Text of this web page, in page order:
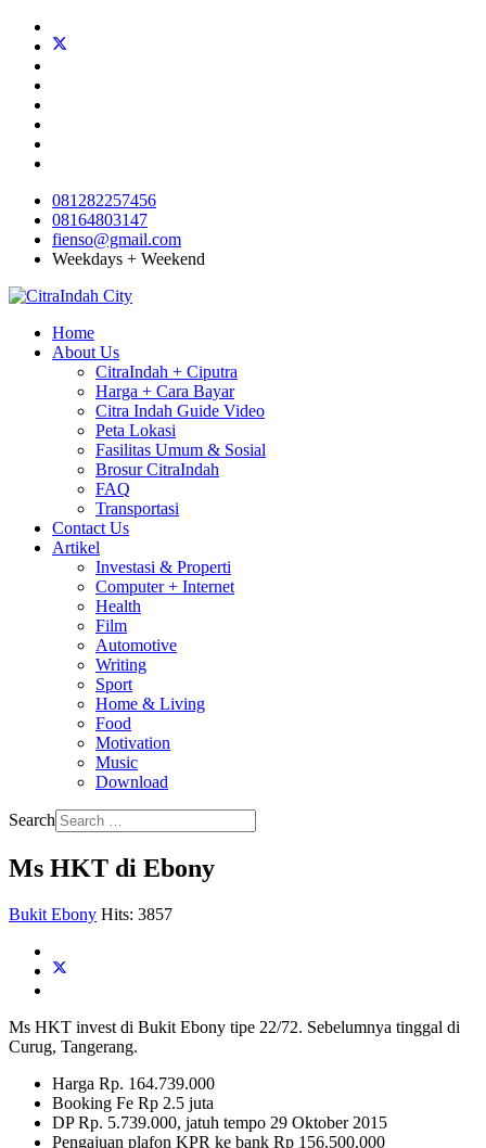
081282257456
08164803147
fienso@gmail.com
Weekdays + Weekend
Home
About Us
CitraIndah + Ciputra
Harga + Cara Bayar
Citra Indah Guide Video
Peta Lokasi
Fasilitas Umum & Sosial
Brosur CitraIndah
FAQ
Transportasi
Contact Us
Artikel
Investasi & Properti
Computer + Internet
Health
Film
Automotive
Writing
Sport
Home & Living
Food
Motivation
Music
Download
Search
Ms HKT di Ebony
Bukit Ebony Hits: 3857
Ms HKT invest di Bukit Ebony tipe 22/72. Sebelumnya tinggal di
Curug, Tangerang.
Harga Rp. 164.739.000
Booking Fe Rp 2.5 juta
DP Rp. 5.739.000, jatuh tempo 29 Oktober 2015
Pengajuan plafon KPR ke bank Rp 156.500.000